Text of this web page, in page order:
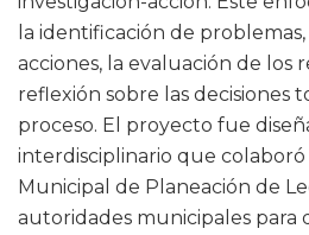
la identificación de
acciones, la evaluación de los
reflexión sobre las decisiones
proceso. El proyecto fue
interdisciplinario que
Municipal de Planeación de
autoridades municipales para